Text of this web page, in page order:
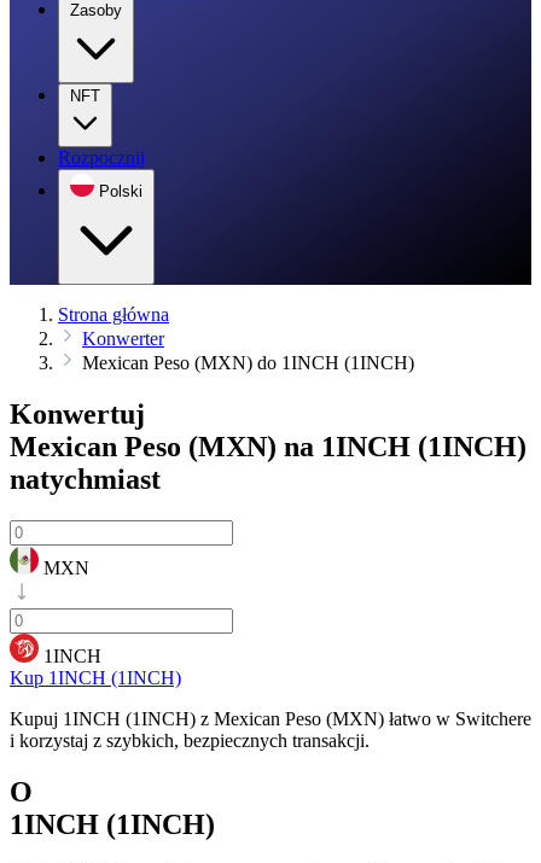
Zasoby
NFT
Rozpocznij
Polski
Strona główna
Konwerter
Mexican Peso (MXN) do 1INCH (1INCH)
Konwertuj
Mexican Peso (MXN) na 1INCH (1INCH)
natychmiast
MXN
1INCH
Kup 1INCH (1INCH)
Kupuj 1INCH (1INCH) z Mexican Peso (MXN) łatwo w Switchere
i korzystaj z szybkich, bezpiecznych transakcji.
O
1INCH (1INCH)